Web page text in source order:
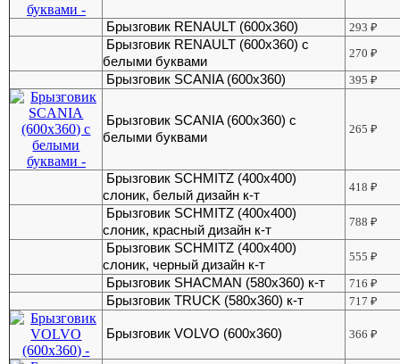
Брызговик RENAULT (600х360) 293₽
Брызговик RENAULT (600х360) с
белыми буквами
270₽
Брызговик SCANIA (600х360) 395₽
Брызговик SCANIA (600х360) с
белыми буквами
265₽
Брызговик SCHMITZ (400х400)
слоник, белый дизайн к-т
418₽
Брызговик SCHMITZ (400х400)
слоник, красный дизайн к-т
788₽
Брызговик SCHMITZ (400х400)
слоник, черный дизайн к-т
555₽
Брызговик SHACMAN (580х360) к-т 716₽
Брызговик TRUCK (580х360) к-т 717₽
Брызговик VOLVO (600х360) 366₽